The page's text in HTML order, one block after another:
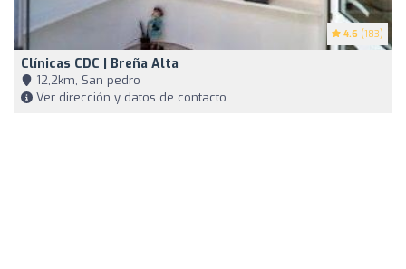
4.6 (183)
Clínicas CDC | Breña Alta
12,2km, San pedro
Ver dirección y datos de contacto